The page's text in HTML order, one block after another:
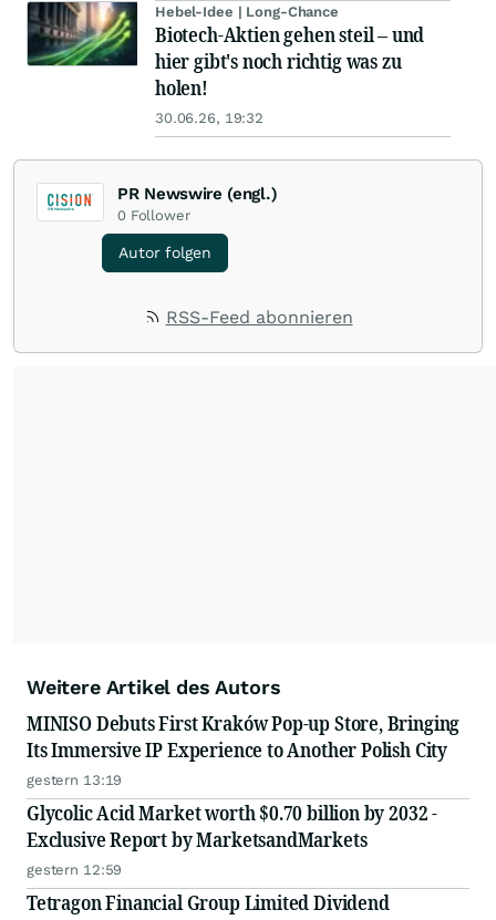
Hebel-Idee | Long-Chance
Biotech-Aktien gehen steil – und
hier gibt's noch richtig was zu
holen!
30.06.26, 19:32
PR Newswire (engl.)
0 Follower
Autor folgen
RSS-Feed abonnieren
Weitere Artikel des Autors
MINISO Debuts First Kraków Pop-up Store, Bringing
Its Immersive IP Experience to Another Polish City
gestern 13:19
Glycolic Acid Market worth $0.70 billion by 2032 -
Exclusive Report by MarketsandMarkets
gestern 12:59
Tetragon Financial Group Limited Dividend